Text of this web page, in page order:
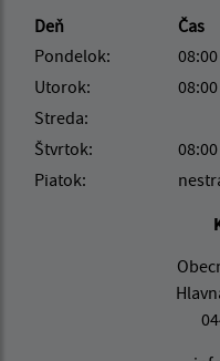
Deň
Čas
Pondelok:
Utorok:
Streda:
Štvrtok:
Piatok: